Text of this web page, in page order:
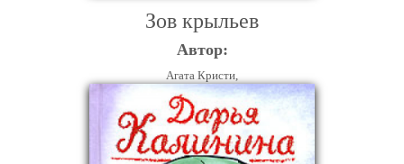
Зов крыльев
Автор:
Агата Кристи,